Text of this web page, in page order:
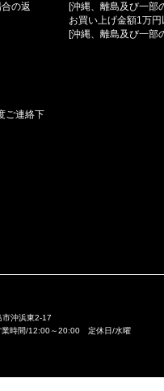
の返
ご連絡下
[沖縄、離島及び一部
お買い上げ金額1万
[沖縄、離島及び一部
沖浜東2-17
時間/12:00～20:00 定休日/水曜